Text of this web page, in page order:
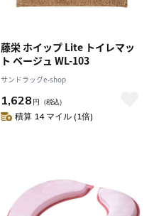
藤栄 ホイップ Lite トイレマッ
ト ベージュ WL-103
サンドラッグe-shop
1,628 円 （税込）
積算 14 マイル (1倍)